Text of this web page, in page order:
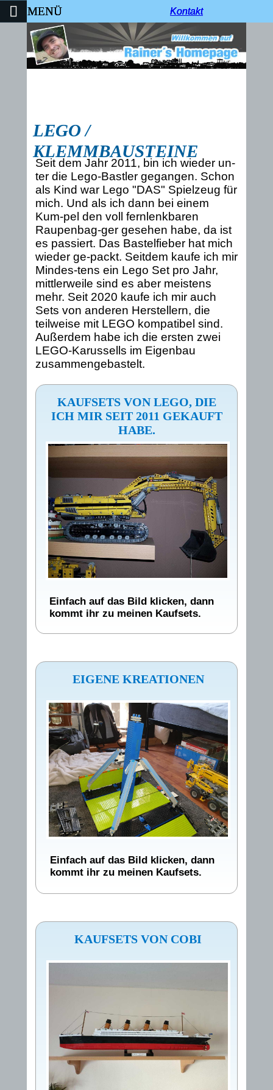
Kontakt
MENÜ Kontakt
Kontakt
Seit dem Jahr 2011, bin ich wieder un-
ter die Lego-Bastler gegangen. Schon
als Kind war Lego "DAS" Spielzeug für
mich. Und als ich dann bei einem
Kum-pel den voll fernlenkbaren
Raupenbag-ger gesehen habe, da ist
es passiert. Das Bastelfieber hat mich
wieder ge-packt. Seitdem kaufe ich mir
Mindes-tens ein Lego Set pro Jahr,
mittlerweile sind es aber meistens
mehr. Seit 2020 kaufe ich mir auch
Sets von anderen Herstellern, die
teilweise mit LEGO kompatibel sind.
Außerdem habe ich die ersten zwei
LEGO-Karussells im Eigenbau
zusammengebastelt.
KAUFSETS VON LEGO, DIE
ICH MIR SEIT 2011 GEKAUFT
HABE.
Einfach auf das Bild klicken, dann
kommt ihr zu meinen Kaufsets.
KAUFSETS VON COBI
EIGENE KREATIONEN
Einfach auf das Bild klicken, dann
kommt ihr zu meinen Kaufsets.
LEGO /
KLEMMBAUSTEINE